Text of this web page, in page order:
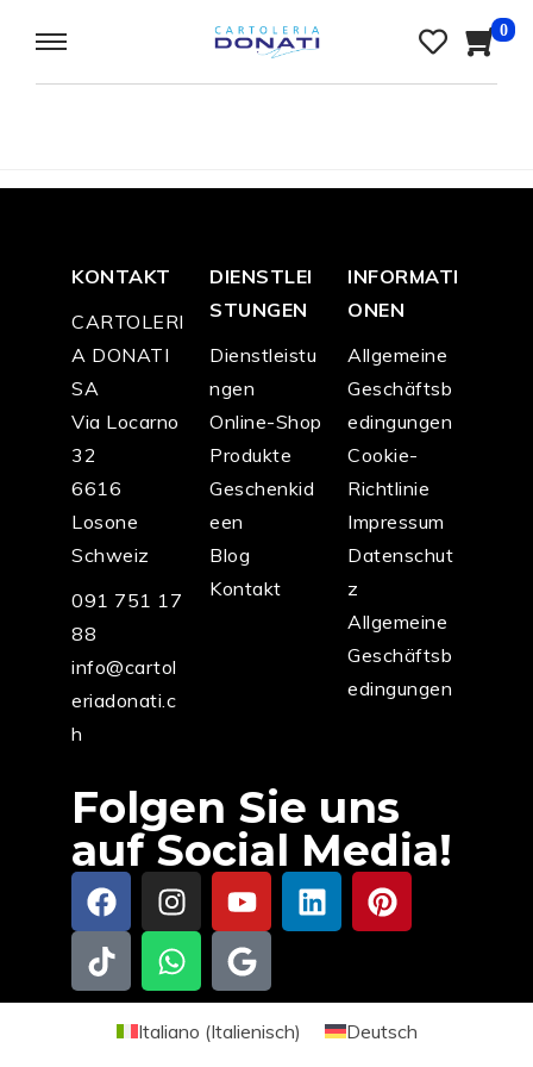
0
KONTAKT
CARTOLERI
A DONATI
SA
Via Locarno
32
6616
Losone
Schweiz
091 751 17
88
info@cartol
eriadonati.c
h
DIENSTLEI
STUNGEN
Dienstleistu
ngen
Online-Shop
Produkte
Geschenkid
een
Blog
Kontakt
INFORMATI
ONEN
Allgemeine
Geschäftsb
edingungen
Cookie-
Richtlinie
Impressum
Datenschut
z
Allgemeine
Geschäftsb
edingungen
Folgen Sie uns
auf Social Media!
Italiano (Italienisch) Deutsch